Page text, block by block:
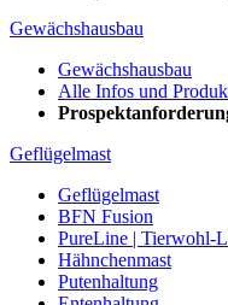
Gewächshausbau
Gewächshausbau
Alle Infos und
Geflügelmast
Geflügelmast
BFN Fusion
PureLine | Tierwohl-
Hähnchenmast
Putenhaltung